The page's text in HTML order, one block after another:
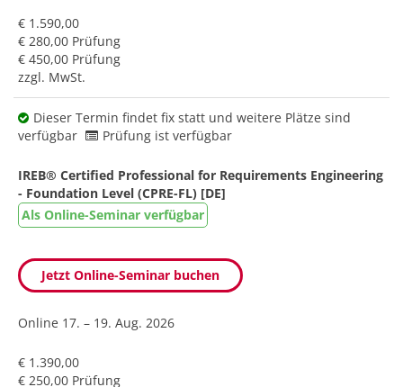
€ 1.590,00
€ 280,00 Prüfung
€ 450,00 Prüfung
zzgl. MwSt.
Dieser Termin findet fix statt und weitere Plätze sind
verfügbar
Prüfung ist verfügbar
IREB® Certified Professional for Requirements Engineering
- Foundation Level (CPRE-FL) [DE]
Als Online-Seminar verfügbar
Jetzt Online-Seminar buchen
Online 17. – 19. Aug. 2026
€ 1.390,00
€ 250,00 Prüfung